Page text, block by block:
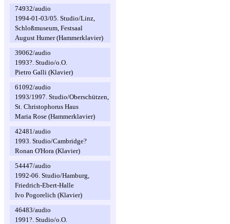
74932/audio
1994-01-03/05. Studio/Linz,
Schloßmuseum, Festsaal
August Humer (Hammerklavier)
39062/audio
1993?. Studio/o.O.
Pietro Galli (Klavier)
61092/audio
1993/1997. Studio/Oberschützen,
St. Christophorus Haus
Maria Rose (Hammerklavier)
42481/audio
1993. Studio/Cambridge?
Ronan O'Hora (Klavier)
54447/audio
1992-06. Studio/Hamburg,
Friedrich-Ebert-Halle
Ivo Pogorelich (Klavier)
46483/audio
1991?. Studio/o.O.